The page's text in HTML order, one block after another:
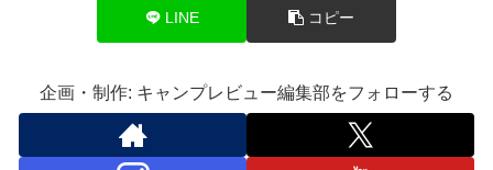
LINE コピー
企画・制作: キャンプレビュー編集部をフォローする